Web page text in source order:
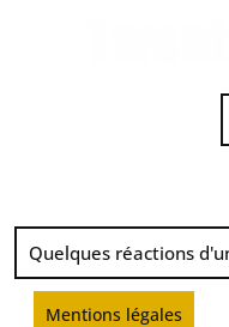
Quelques réactions
Mentions légales